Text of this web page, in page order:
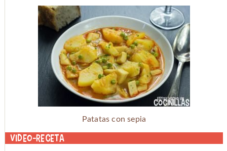
Patatas con sepia
Video-receta